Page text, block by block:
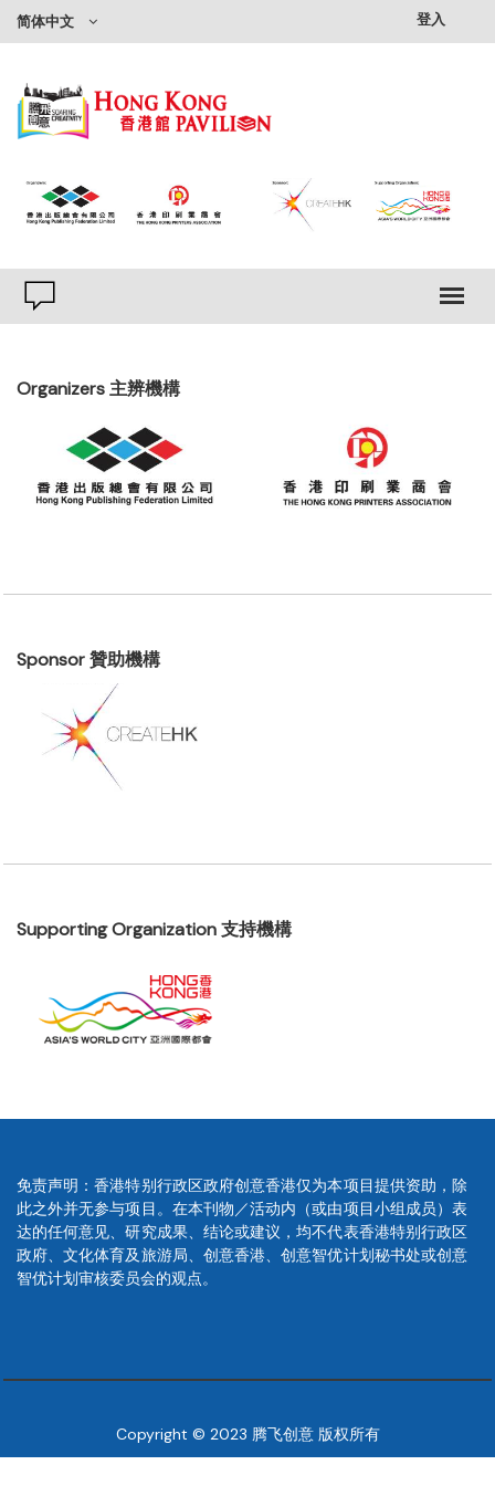
简体中文 登入
Organizers 主辨機構
Sponsor 贊助機構
Supporting Organization 支持機構
免责声明：香港特别行政区政府创意香港仅为本项目提供资助，除
此之外并无参与项目。在本刊物／活动内（或由项目小组成员）表
达的任何意见、研究成果、结论或建议，均不代表香港特别行政区
政府、文化体育及旅游局、创意香港、创意智优计划秘书处或创意
智优计划审核委员会的观点。
Copyright © 2023 腾飞创意 版权所有